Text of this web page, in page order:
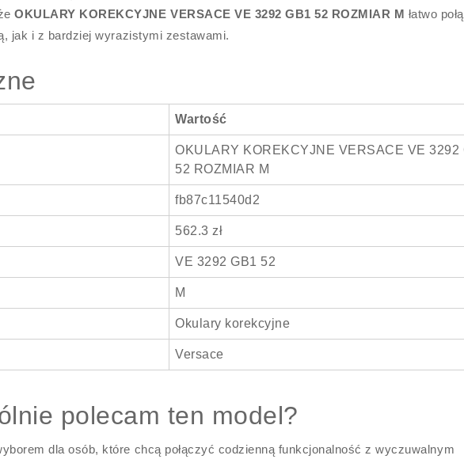
OKULARY KOREKCYJNE VERSACE VE 3292 GB1 52 ROZMIAR M łatwo
jak i z bardziej wyrazistymi zestawami.
Wartość
OKULARY KOREKCYJNE VERSACE VE 3292
52 ROZMIAR M
fb87c11540d2
562.3 zł
VE 3292 GB1 52
M
Okulary korekcyjne
Versace
polecam ten model?
dla osób, które chcą połączyć codzienną funkcjonalność z wyczuwalnym